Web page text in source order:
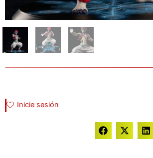
Inicie sesión